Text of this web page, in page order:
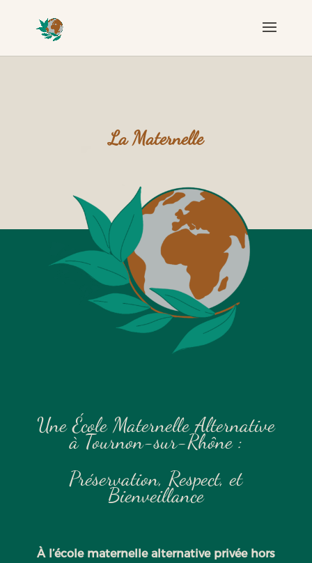
La Maternelle
Une École Maternelle Alternative
à Tournon-sur-Rhône :
Préservation, Respect, et
Bienveillance
À l’école maternelle alternative privée hors